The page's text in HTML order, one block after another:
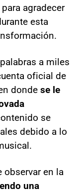
agradecer
esta
a miles
oficial de
donde se le
se
debido a lo
observar en la
una